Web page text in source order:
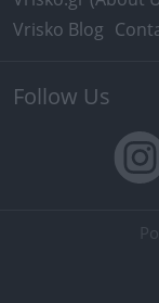
Vrisko Blog
Follow Us